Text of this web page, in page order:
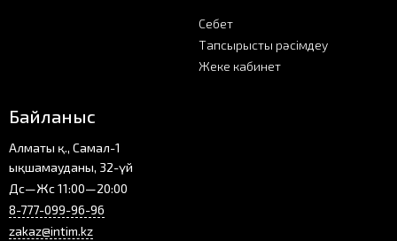
Себет
Тапсырысты рәсімдеу
Жеке кабинет
Байланыс
Алматы қ., Самал-1
ықшамауданы, 32-үй
Дс—Жс 11:00—20:00
8-777-099-96-96
zakaz@intim.kz